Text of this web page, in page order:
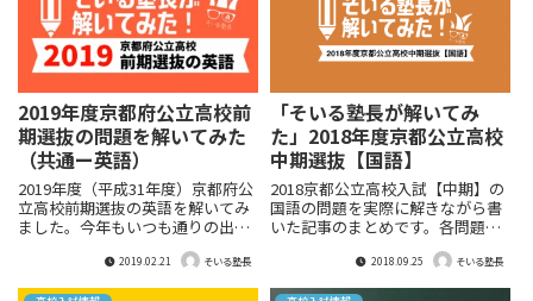
2019年度京都府公立高校前
期選抜の問題を解いてみた
（共通ー英語）
2019年度（平成31年度）京都府公
立高校前期選抜の英語を解いてみ
ました。今年もいつも通りの出題
傾向。英語も昨年度よりほんの少
しだけですが難易度が下がったか
なというのが個人的な印象です。
2019.02.21 そいる塾長
「そいる塾長が解いてみ
た」2018年度京都公立高校
中期選抜【国語】
2018京都公立高校入試【中期】の
国語の問題を実際に解きながら書
いた記事のまとめです。各問題の
分析やアプローチの仕方、勉強法
なども書いておりますので参考に
してくださいね。
2018.09.25 そいる塾長